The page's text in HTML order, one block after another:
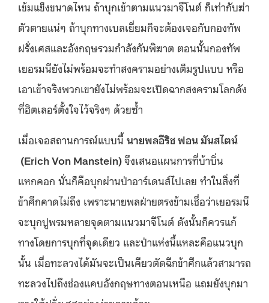
เข้มแข็งขนาดไหน ถ้าบุกเข้าตามแนวมาจีโนต์ ก็เท่ากับฆ่า
ตัวตายแน่ๆ ถ้าบุกทางเบลเยี่ยมก็จะต้องเจอกับกองทัพ
ฝรั่งเศสและอังกฤษรวมกำลังกันพิฆาต ตอนนั้นกองทัพ
เยอรมนียังไม่พร้อมจะทำสงครามอย่างเต็มรูปแบบ หรือ
เอาเข้าจริงพวกเขายังไม่พร้อมจะเปิดฉากสงครามโลกดัง
ที่ฮิตเลอร์ตั้งใจไว้จริงๆ ด้วยซ้ำ
เมื่อเจอสถานการณ์แบบนี้ นายพลอีริช ฟอน มันสไตน์
(Erich Von Manstein)จึงเสนอแผนการที่บ้าบิ่น
แหกคอก นั่นก็คือบุกผ่านป่าอาร์เดนส์ไปเลย ทำในสิ่งที่
ข้าศึกคาดไม่ถึง เพราะนายพลฝ่ายตรงข้ามเชื่อว่าเยอรมนี
จะบุกปูพรมหลายจุดตามแนวมาจีโนต์ ดังนั้นก็ควรแก้
ทางโดยการบุกที่จุดเดียว และป่าแห่งนี้แหละคือแนวบุก
นั้น เมื่อทะลวงได้มันจะเป็นเคียวตัดฉีกข้าศึกแล้วสามารถ
ทะลวงไปถึงช่องแคบอังกฤษทางตอนเหนือ แถมยังบุกมา